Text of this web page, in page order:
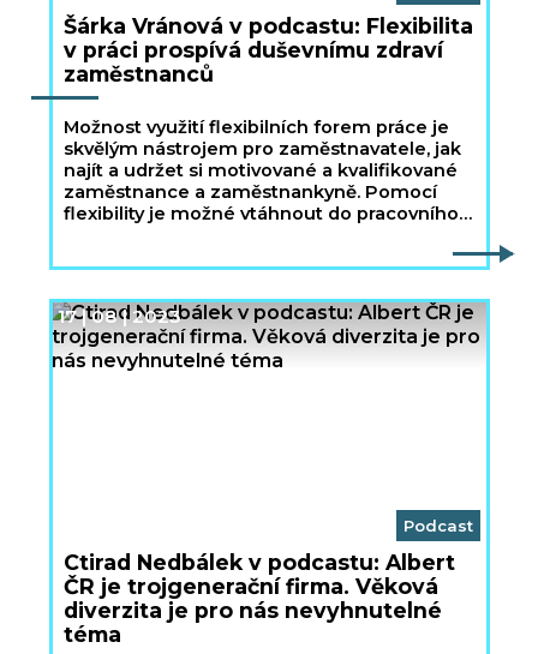
Šárka Vránová v podcastu: Flexibilita
v práci prospívá duševnímu zdraví
zaměstnanců
Možnost využití flexibilních forem práce je
skvělým nástrojem pro zaměstnavatele, jak
najít a udržet si motivované a kvalifikované
zaměstnance a zaměstnankyně. Pomocí
flexibility je možné vtáhnout do pracovního
Podcast
Ctirad Nedbálek v podcastu: Albert
ČR je trojgenerační firma. Věková
diverzita je pro nás nevyhnutelné
téma
17 | 08 | 2023